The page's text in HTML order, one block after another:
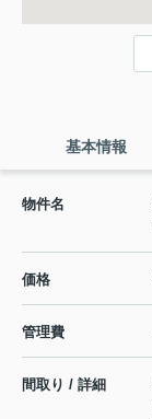
基本情報
物件名
価格
管理費
間取り / 詳細